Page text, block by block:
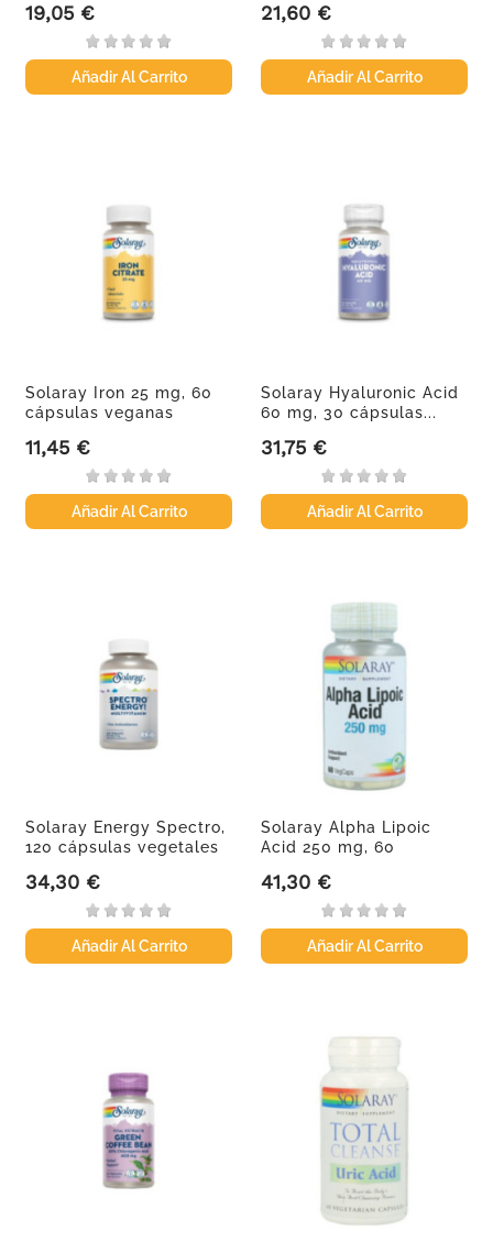
Precio
19,05 €
Añadir Al Carrito
Precio
21,60 €
Añadir Al Carrito
Solaray Iron 25 mg, 60
cápsulas veganas
Precio
11,45 €
Añadir Al Carrito
Solaray Hyaluronic Acid
60 mg, 30 cápsulas...
Precio
31,75 €
Añadir Al Carrito
Solaray Energy Spectro,
120 cápsulas vegetales
Precio
34,30 €
Añadir Al Carrito
Solaray Alpha Lipoic
Acid 250 mg, 60
Precio
41,30 €
Añadir Al Carrito